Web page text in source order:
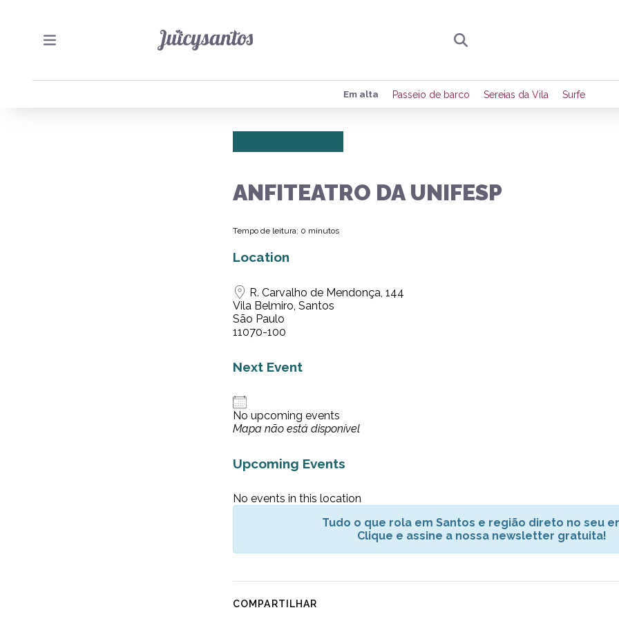
Preencha seus dados para receber toda
de eventos e notícias da região.
Em alta Passeio de barco Sereias da Vila Surfe
ANFITEATRO DA UNIFESP
Tempo de leitura: 0 minutos
Location
R. Carvalho de Mendonça, 144
Vila Belmiro, Santos
São Paulo
11070-100
Next Event
No upcoming events
Mapa não está disponível
Upcoming Events
No events in this location
Tudo o que rola em Santos e região direto no seu
Clique e assine a nossa newsletter gratuita!
COMPARTILHAR